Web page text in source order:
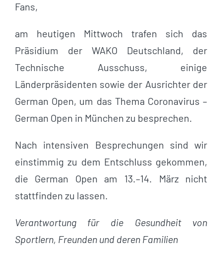
Fans,
am heutigen Mittwoch trafen sich das
Präsidium der WAKO Deutschland, der
Technische Ausschuss, einige
Länderpräsidenten sowie der Ausrichter der
German Open, um das Thema Coronavirus –
German Open in München zu besprechen.
Nach intensiven Besprechungen sind wir
einstimmig zu dem Entschluss gekommen,
die German Open am 13.–14. März nicht
stattfinden zu lassen.
Verantwortung für die Gesundheit von
Sportlern, Freunden und deren Familien